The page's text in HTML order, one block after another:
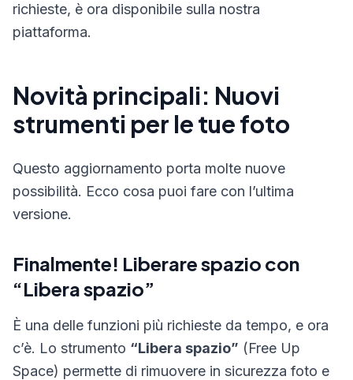
richieste, è ora disponibile sulla nostra
piattaforma.
Novità principali: Nuovi
strumenti per le tue foto
Questo aggiornamento porta molte nuove
possibilità. Ecco cosa puoi fare con l’ultima
versione.
Finalmente! Liberare spazio con
“Libera spazio”
È una delle funzioni più richieste da tempo, e ora
c’è. Lo strumento “Libera spazio” (Free Up
Space) permette di rimuovere in sicurezza foto e